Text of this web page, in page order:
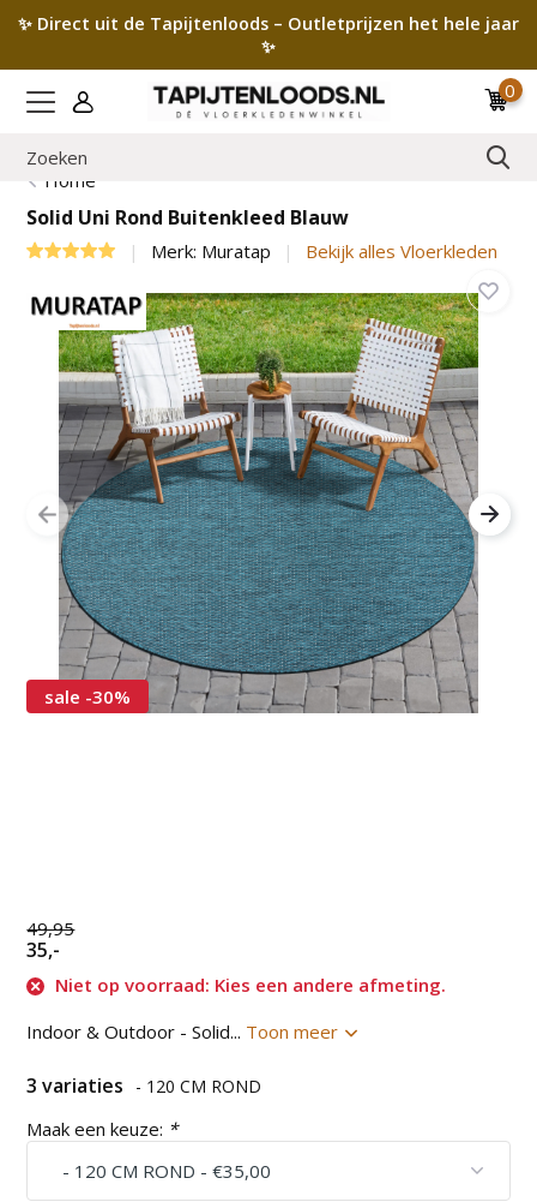
✨ Direct uit de Tapijtenloods – Outletprijzen het hele jaar
✨
0
Home
Solid Uni Rond Buitenkleed Blauw
Merk: Muratap Bekijk alles Vloerkleden
sale -30%
49,95
35,-
Niet op voorraad: Kies een andere afmeting.
Indoor & Outdoor - Solid... Toon meer
3 variaties - 120 CM ROND
Maak een keuze: *